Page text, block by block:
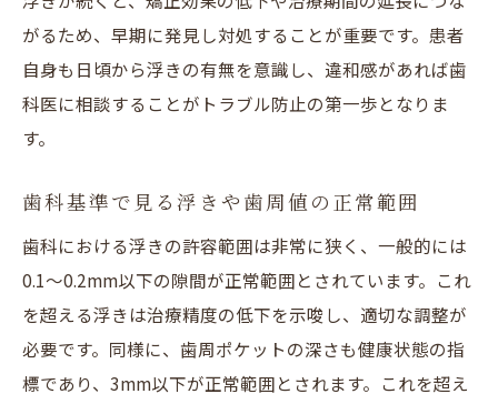
がるため、早期に発見し対処することが重要です。患者
自身も日頃から浮きの有無を意識し、違和感があれば歯
科医に相談することがトラブル防止の第一歩となりま
す。
歯科基準で見る浮きや歯周値の正常範囲
歯科における浮きの許容範囲は非常に狭く、一般的には
0.1～0.2mm以下の隙間が正常範囲とされています。これ
を超える浮きは治療精度の低下を示唆し、適切な調整が
必要です。同様に、歯周ポケットの深さも健康状態の指
標であり、3mm以下が正常範囲とされます。これを超え